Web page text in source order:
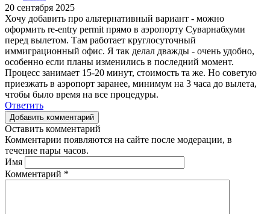
20 сентября 2025
Хочу добавить про альтернативный вариант - можно
оформить re-entry permit прямо в аэропорту Суварнабхуми
перед вылетом. Там работает круглосуточный
иммиграционный офис. Я так делал дважды - очень удобно,
особенно если планы изменились в последний момент.
Процесс занимает 15-20 минут, стоимость та же. Но советую
приезжать в аэропорт заранее, минимум на 3 часа до вылета,
чтобы было время на все процедуры.
Ответить
Добавить комментарий
Оставить комментарий
Комментарии появляются на сайте после модерации, в
течение пары часов.
Имя
Комментарий *